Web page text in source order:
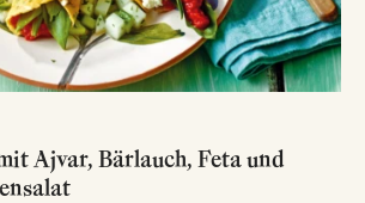
Ajvar, Bärlauch, Feta und